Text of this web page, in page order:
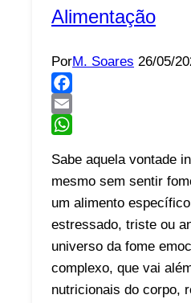
Alimentação
PorM. Soares 26/05/
Sabe aquela vontade
mesmo sem sentir
um alimento
estressado, triste ou
universo da fome
complexo, que vai
nutricionais do corpo,